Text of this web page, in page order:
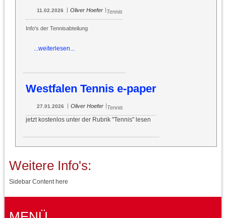
11.02.2026 Oliver Hoefer Tennis
Info's der Tennisabteilung
...weiterlesen...
Westfalen Tennis e-paper
27.01.2026 | Oliver Hoefer |Tennis
jetzt kostenlos unter der Rubrik "Tennis" lesen
Weitere Info's:
Sidebar Content here